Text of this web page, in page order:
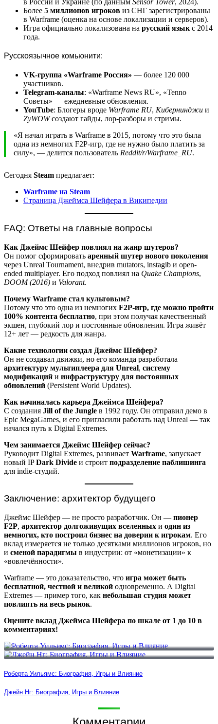
Более 5 миллионов игроков из СНГ зарегистрированы
в Warframe (оценка на основе локализации и серверов).
Игра официально локализована на русский язык с 2014
года.
Русскоязычное комьюнити:
VK-группа «Warframe Россия» — более 120 000
участников.
Telegram-каналы: «Warframe News RU», «Tenno
Советы» — ежедневные обновления.
YouTube: Блогеры вроде Warframe RU, Кибернинджи и
ZyWOWсоздают гайды, лор-разборы и стримы.
«Я начал играть в Warframe в 2015, потому что это была
одна из немногих F2P-игр, где не нужно было платить за
силу», — делится пользователь Reddit/r/Warframe_RU.
Сегодня Steam предлагает:
Warframe на Steam
Страница Джеймса Шейфера в Википедии
FAQ: Ответы на главные вопросы
Как Джеймс Шейфер повлиял на жанр шутеров?
Он помог сформировать аренный шутер нового поколения
через Unreal Tournament, внедрив mutators, instagib и open-
ended multiplayer. Его подход повлиял на Quake Champions,
DOOM (2016) и Valorant.
Почему Warframe стал культовым?
Потому что это одна из немногих F2P-игр, где можно пройти
100% контента бесплатно, при этом получая качественный
экшен, глубокий лор и постоянные обновления. Игра живёт
12+ лет — редкость для жанра.
Какие технологии создал Джеймс Шейфер?
Он не создавал движки, но его команда разработала
архитектуру мультиплеера для Unreal, систему
модификаций и инфраструктуру для постоянных
обновлений (Persistent World Updates).
Как начиналась карьера Джеймса Шейфера?
С создания Jill of the Jungle в 1992 году. Он отправил демо в
Epic MegaGames, и его пригласили работать над Unreal — так
начался путь к Digital Extremes.
Чем занимается Джеймс Шейфер сейчас?
Руководит Digital Extremes, развивает Warframe, запускает
новый IPDark Divide и строит подразделение паблишинга
для indie-студий.
Заключение: архитектор будущего
Джеймс Шейфер — не просто разработчик. Он — пионер
F2P, архитектор долгоживущих вселенных и один из
немногих, кто построил бизнес на доверии к игрокам. Его
вклад измеряется не только десятками миллионов игроков, но
и сменой парадигмы в индустрии: от «монетизации» к
«вовлечённости».
Warframe — это доказательство, что игра может быть
бесплатной, честной и великой одновременно. А Digital
Extremes — пример того, как небольшая студия может
повлиять на весь рынок.
Оцените вклад Джеймса Шейфера по шкале от 1 до 10 в
комментариях!
Роберта Уильямс: Биография, Игры и Влияние
Джейн Нг: Биография, Игры и Влияние
Роберта Уильямс: Биография, Игры и Влияние
Джейн Нг: Биография, Игры и Влияние